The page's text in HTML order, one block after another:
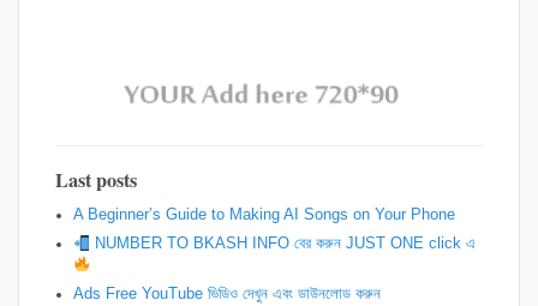
Last posts
A Beginner’s Guide to Making AI Songs on Your Phone
NUMBER TO BKASH INFO বের করুন JUST ONE click এ
Ads Free YouTube ভিডিও দেখুন এবং ডাউনলোড করুন